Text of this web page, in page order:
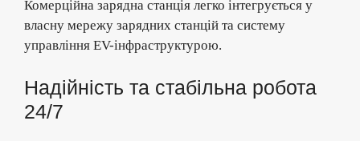
Комерційна зарядна станція легко інтегрується у
власну мережу зарядних станцій та систему
управління EV-інфраструктурою.
Надійність та стабільна робота
24/7